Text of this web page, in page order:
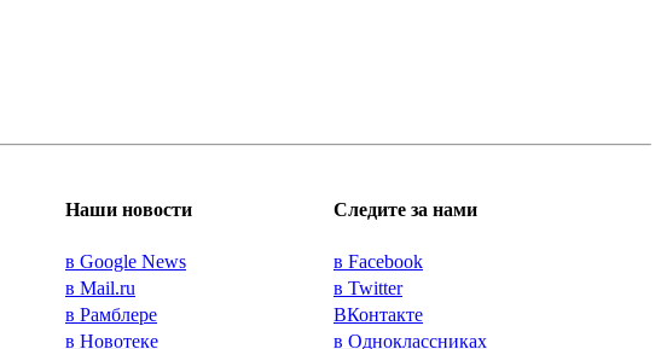
Наши новости
в Google News
в Mail.ru
в Рамблере
в Новотеке
Следите за нами
в Facebook
в Twitter
ВКонтакте
в Одноклассниках